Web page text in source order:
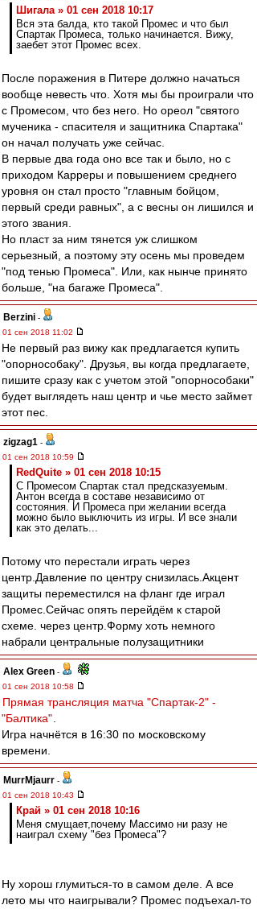
Шигала » 01 сен 2018 10:17
Вся эта балда, кто такой Промес и что был
Спартак Промеса, только начинается. Вижу,
заебет этот Промес всех.
После поражения в Питере должно начаться
вообще невесть что. Хотя мы бы проиграли что
с Промесом, что без него. Но ореол "святого
мученика - спасителя и защитника Спартака"
он начал получать уже сейчас.
В первые два года оно все так и было, но с
приходом Карреры и повышением среднего
уровня он стал просто "главным бойцом,
первый среди равных", а с весны он лишился и
этого звания.
Но пласт за ним тянется уж слишком
серьезный, а поэтому эту осень мы проведем
"под тенью Промеса". Или, как нынче принято
больше, "на багаже Промеса".
Berzini -
01 сен 2018 11:02
Не первый раз вижу как предлагается купить
"опорнособаку". Друзья, вы когда предлагаете,
пишите сразу как с учетом этой "опорнособаки"
будет выглядеть наш центр и чье место займет
этот пес.
zigzag1 -
01 сен 2018 10:59
RedQuite » 01 сен 2018 10:15
С Промесом Спартак стал предсказуемым.
Антон всегда в составе независимо от
состояния. И Промеса при желании всегда
можно было выключить из игры. И все знали
как это делать...
Потому что перестали играть через
центр.Давление по центру снизилась.Акцент
защиты переместился на фланг где играл
Промес.Сейчас опять перейдём к старой
схеме. через центр.Форму хоть немного
набрали центральные полузащитники
Alex Green -
01 сен 2018 10:58
Прямая трансляция матча "Спартак-2" -
"Балтика"
Игра начнётся в 16:30 по московскому
времени.
MurrMjaurr -
01 сен 2018 10:43
Край » 01 сен 2018 10:16
Меня смущает,почему Массимо ни разу не
наиграл схему "без Промеса"?
Ну хорош глумиться-то в самом деле. А все
лето мы что наигрывали? Промес подъехал-то